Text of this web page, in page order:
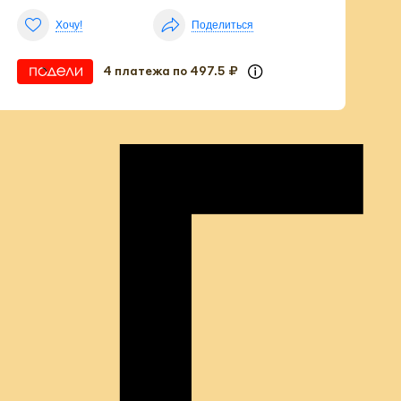
Хочу! Поделиться
4 платежа по 497.5 ₽